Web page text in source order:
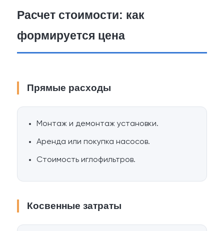
Расчет стоимости: как
формируется цена
Прямые расходы
Монтаж и демонтаж установки.
Аренда или покупка насосов.
Стоимость иглофильтров.
Косвенные затраты